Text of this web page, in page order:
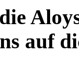
auf